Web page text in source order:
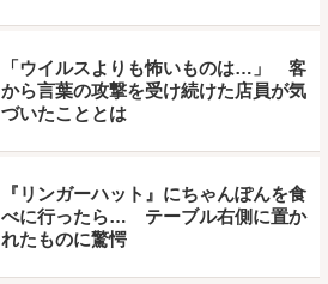
「ウイルスよりも怖いものは…」 客
から言葉の攻撃を受け続けた店員が気
づいたこととは
『リンガーハット』にちゃんぽんを食
べに行ったら… テーブル右側に置か
れたものに驚愕